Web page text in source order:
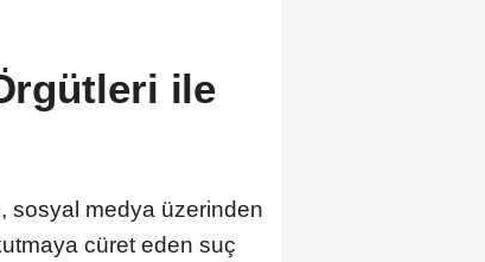
ile
sosyal medya üzerinden
cüret eden suç